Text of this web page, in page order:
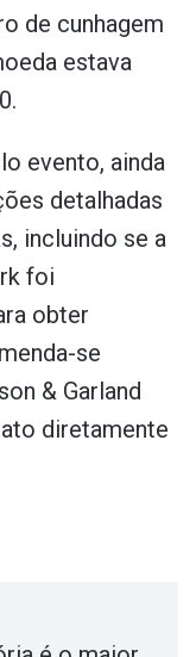
de cunhagem
estava
evento, ainda
detalhadas
incluindo se a
foi
obter
se
& Garland
diretamente